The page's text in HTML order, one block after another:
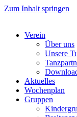
Zum Inhalt springen
Verein
Über uns
Unsere
Aktuelles
Wochenplan
Gruppen